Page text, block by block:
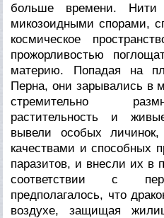
больше времени.
микозоидными спорами,
космическое
прожорливостью
материю. Попадая на
Перна, они зарывались в
стремительно
растительность и
вывели особых
качествами и способных
паразитов, и внесли их в
соответствии с
предполагалось, что
воздухе, защищая